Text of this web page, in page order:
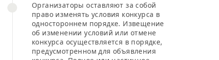
Организаторы оставляют за собой
право изменять условия конкурса в
одностороннем порядке. Извещение
об изменении условий или отмене
конкурса осуществляется в порядке,
предусмотренном для объявления